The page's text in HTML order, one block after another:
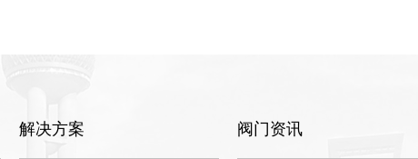
解决方案 阀门资讯